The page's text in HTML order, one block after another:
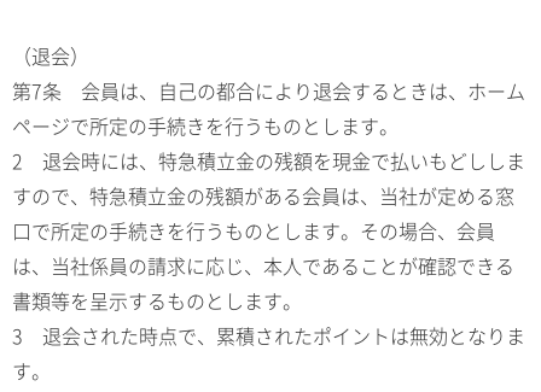
（退会）
第7条 会員は、自己の都合により退会するときは、ホーム
ページで所定の手続きを行うものとします。
2 退会時には、特急積立金の残額を現金で払いもどししま
すので、特急積立金の残額がある会員は、当社が定める窓
口で所定の手続きを行うものとします。その場合、会員
は、当社係員の請求に応じ、本人であることが確認できる
書類等を呈示するものとします。
3 退会された時点で、累積されたポイントは無効となりま
す。